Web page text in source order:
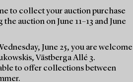
to collect your auction purchase
auction on June 11–13 and June
June 25, you are welcome
Västberga Allé 3.
to offer collections between